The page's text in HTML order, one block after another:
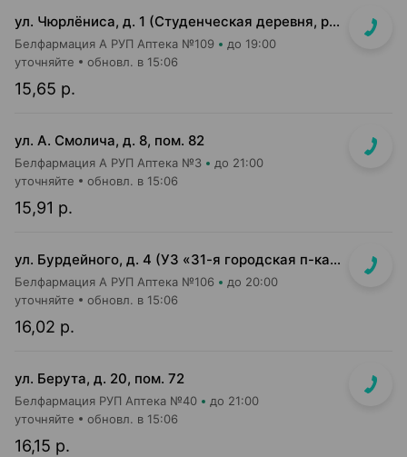
ул. Чюрлёниса, д. 1 (Студенческая деревня, рядом с г-том "Алми").
Белфармация А РУП Аптека №109 до 19:00
15,65 р.
уточняйте обновл. в 15:06
ул. А. Смолича, д. 8, пом. 82
Белфармация А РУП Аптека №3 до 21:00
15,91 р.
уточняйте обновл. в 15:06
ул. Бурдейного, д. 4 (УЗ «31-я городская п-ка»)
Белфармация А РУП Аптека №106 до 20:00
16,02 р.
уточняйте обновл. в 15:06
ул. Берута, д. 20, пом. 72
Белфармация РУП Аптека №40 до 21:00
16,15 р.
уточняйте обновл. в 15:06